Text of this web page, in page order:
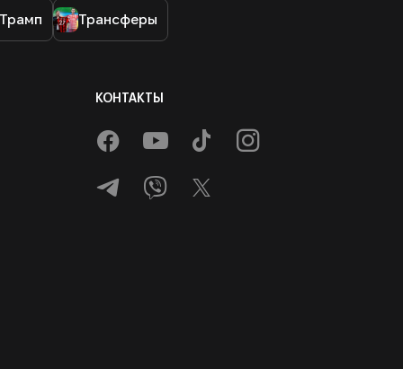
Трансферы
КОНТАКТЫ
FACEBOOK
YOUTUBE
TIKTOKINSTAGRAM
TELEGRAM
VIBER
X